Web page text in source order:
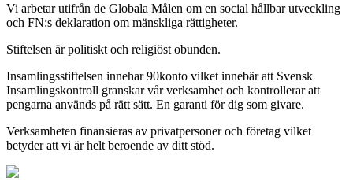
Vi arbetar utifrån de Globala Målen om en social hållbar utveckling
och FN:s deklaration om mänskliga rättigheter.
Stiftelsen är politiskt och religiöst obunden.
Insamlingsstiftelsen innehar 90konto vilket innebär att Svensk
Insamlingskontroll granskar vår verksamhet och kontrollerar att
pengarna används på rätt sätt. En garanti för dig som givare.
Verksamheten finansieras av privatpersoner och företag vilket
betyder att vi är helt beroende av ditt stöd.